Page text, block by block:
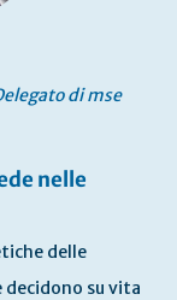
di mse
nelle
delle
su vita